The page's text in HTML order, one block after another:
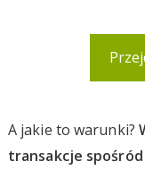
A jakie to warunki?
transakcje